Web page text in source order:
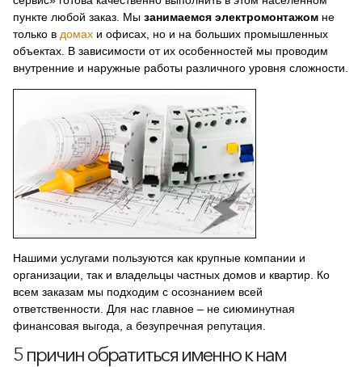
пункте любой заказ. Мы занимаемся электромонтажом не
только в домах и офисах, но и на больших промышленных
объектах. В зависимости от их особенностей мы проводим
внутренние и наружные работы различного уровня сложности.
Нашими услугами пользуются как крупные компании и
организации, так и владельцы частных домов и квартир. Ко
всем заказам мы подходим с осознанием всей
ответственности. Для нас главное – не сиюминутная
финансовая выгода, а безупречная репутация.
5 причин обратиться именно к нам